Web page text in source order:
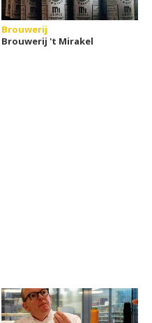
Brouwerij
Brouwerij 't Mirakel